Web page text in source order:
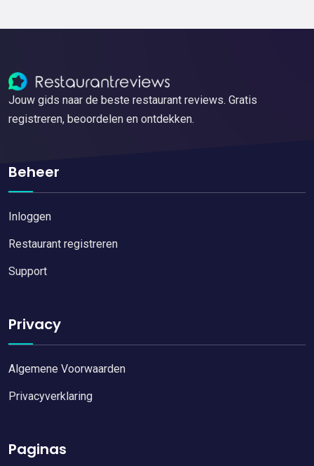
Jouw gids naar de beste restaurant reviews. Gratis
registreren, beoordelen en ontdekken.
Beheer
Inloggen
Restaurant registreren
Support
Privacy
Algemene Voorwaarden
Privacyverklaring
Paginas